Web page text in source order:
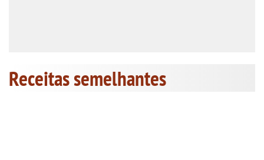
Receitas semelhantes